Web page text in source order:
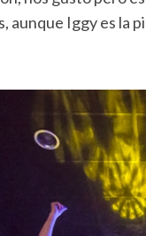
aunque Iggy es la